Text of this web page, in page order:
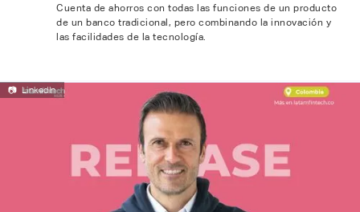
Cuenta de ahorros con todas las funciones de un producto
de un banco tradicional, pero combinando la innovación y
las facilidades de la tecnología.
📷 LinkedIn